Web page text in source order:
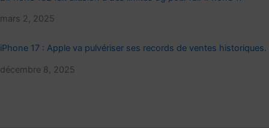
Date
mars 2, 2025
iPhone 17 : Apple va pulvériser ses records de ventes historiques.
Date
décembre 8, 2025